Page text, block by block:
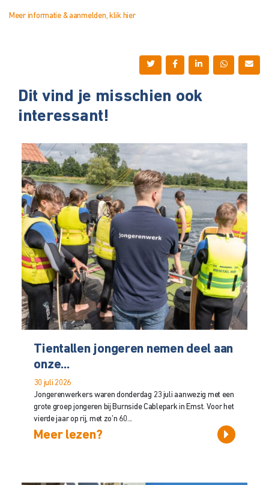
Meer informatie & aanmelden, klik hier
Dit vind je misschien ook
interessant!
Tientallen jongeren nemen deel aan
onze...
30 juli 2026
Jongerenwerkers waren donderdag 23 juli aanwezig met een
grote groep jongeren bij Burnside Cablepark in Emst. Voor het
vierde jaar op rij, met zo’n 60...
Meer lezen?